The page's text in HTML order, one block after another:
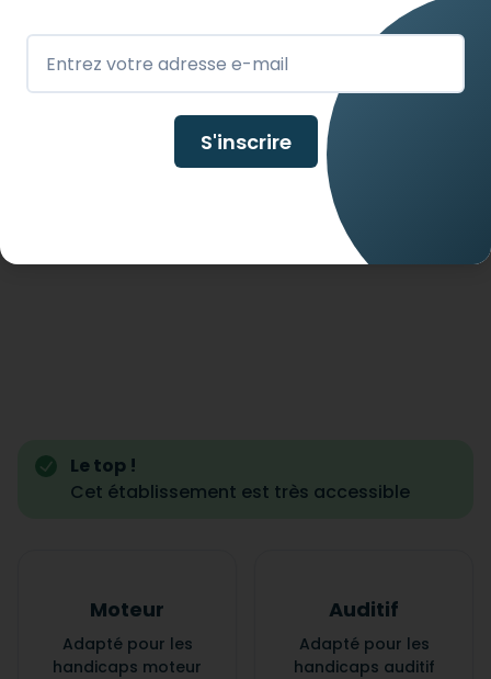
Le top !
Cet établissement est très accessible
Moteur
Adapté pour les
handicaps moteur
Auditif
Adapté pour les
handicaps auditif
S'inscrire